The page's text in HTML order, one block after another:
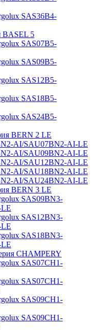
SAS36B4-
BASEL 5
SAS07B5-
SAS09B5-
SAS12B5-
SAS18B5-
SAS24B5-
BERN 2 LE
AI/SAU07BN2-AI-LE
AI/SAU09BN2-AI-LE
AI/SAU12BN2-AI-LE
AI/SAU18BN2-AI-LE
AI/SAU24BN2-AI-LE
BERN 3 LE
SAS09BN3-
SAS12BN3-
SAS18BN3-
CHAMPERY
SAS07CH1-
SAS07CH1-
SAS09CH1-
SAS09CH1-